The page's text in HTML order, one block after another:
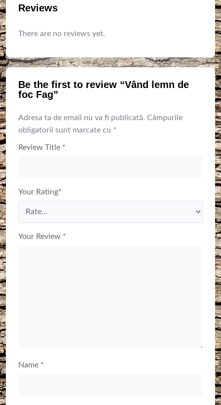
Reviews
There are no reviews yet.
Be the first to review “Vând lemn de
foc Fag”
Adresa ta de email nu va fi publicată. Câmpurile
obligatorii sunt marcate cu *
Review Title *
Your Rating*
Your Review *
Name *